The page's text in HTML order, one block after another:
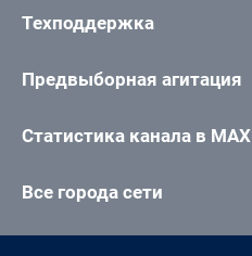
Техподдержка
Предвыборная агитация
Статистика канала в MAX
Все города сети